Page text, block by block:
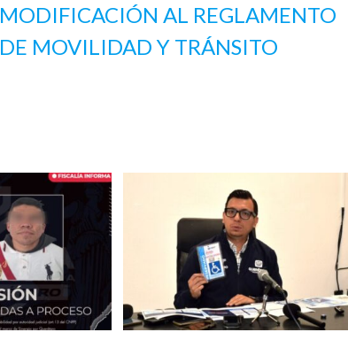
MODIFICACIÓN AL REGLAMENTO
DE MOVILIDAD Y TRÁNSITO